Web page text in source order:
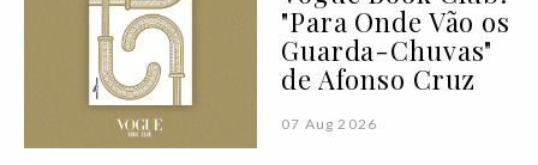
"Para Onde Vão os
Guarda-Chuvas"
de Afonso Cruz
07 Aug 2026